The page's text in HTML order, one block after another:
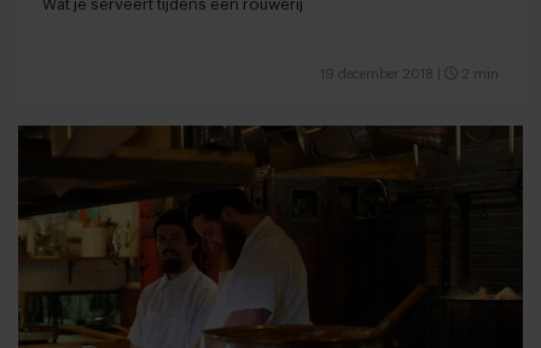
Wat je serveert tijdens een rouwerij
19 december 2018 2 min